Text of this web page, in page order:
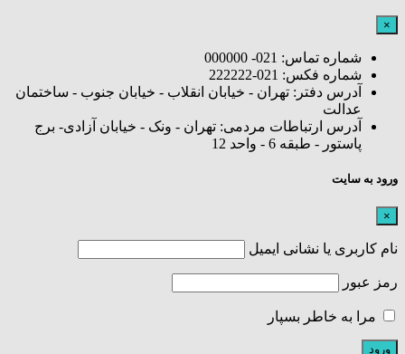
×
شماره تماس: 021- 000000
شماره فکس: 021-222222
آدرس دفتر: تهران - خیابان انقلاب - خیابان جنوب - ساختمان
عدالت
آدرس ارتباطات مردمی: تهران - ونک - خیابان آزادی- برج
پاستور - طبقه 6 - واحد 12
ورود به سایت
×
نام کاربری یا نشانی ایمیل
رمز عبور
مرا به خاطر بسپار